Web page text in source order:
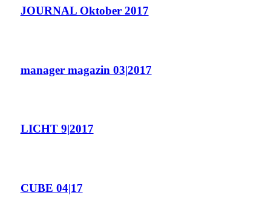
JOURNAL Oktober 2017
manager magazin 03|2017
LICHT 9|2017
CUBE 04|17